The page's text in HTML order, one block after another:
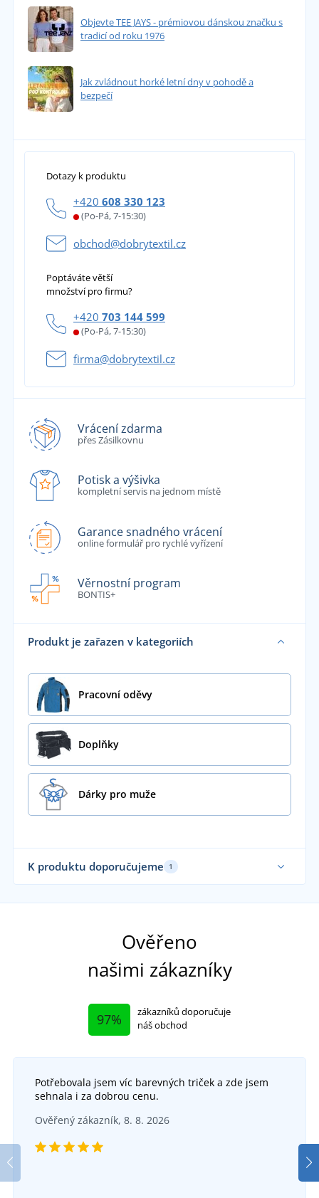
Objevte TEE JAYS - prémiovou dánskou značku s
tradicí od roku 1976
Jak zvládnout horké letní dny v pohodě a
bezpečí
Dotazy k produktu
+420 608 330 123
(Po-Pá, 7-15:30)
obchod@dobrytextil.cz
Poptáváte větší
množství pro firmu?
+420 703 144 599
(Po-Pá, 7-15:30)
firma@dobrytextil.cz
Vrácení zdarma
přes Zásilkovnu
Potisk a výšivka
kompletní servis na jednom místě
Garance snadného vrácení
online formulář pro rychlé vyřízení
Věrnostní program
BONTIS+
Produkt je zařazen v kategoriích
Pracovní oděvy
Doplňky
Dárky pro muže
K produktu doporučujeme 1
Kapsa na nářadí CXS LONE
Ověřeno
našimi zákazníky
97%
zákazníků doporučuje
náš obchod
Potřebovala jsem víc barevných triček a zde jsem
sehnala i za dobrou cenu.
Ověřený zákazník, 8. 8. 2026